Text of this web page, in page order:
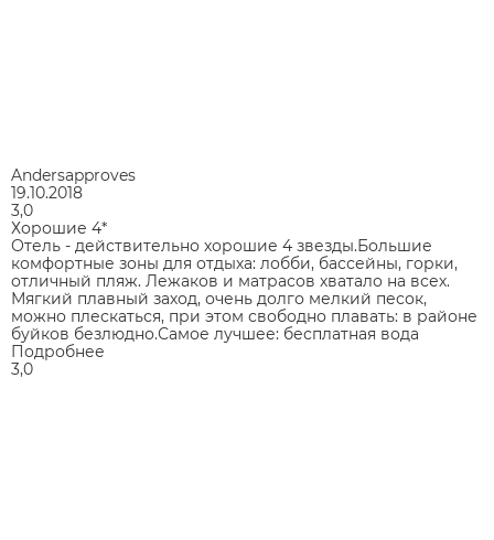
Andersapproves
19.10.2018
3,0
Хорошие 4*
Отель - действительно хорошие 4 звезды.Большие
комфортные зоны для отдыха: лобби, бассейны, горки,
отличный пляж. Лежаков и матрасов хватало на всех.
Мягкий плавный заход, очень долго мелкий песок,
можно плескаться, при этом свободно плавать: в районе
буйков безлюдно.Самое лучшее: бесплатная вода
Подробнее
3,0